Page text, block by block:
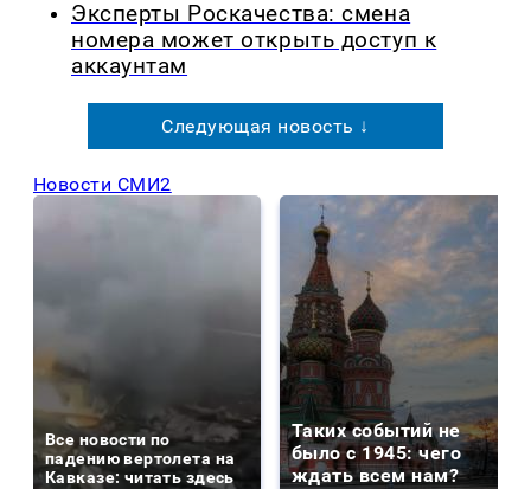
Эксперты Роскачества: смена
номера может открыть доступ к
аккаунтам
Следующая новость ↓
Новости СМИ2
Все новости по
падению вертолета на
Кавказе: читать здесь
Таких событий не
было с 1945: чего
ждать всем нам?